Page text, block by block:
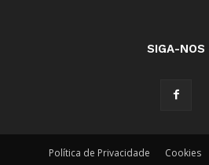
SIGA-NOS
Política de Privacidade Cookies